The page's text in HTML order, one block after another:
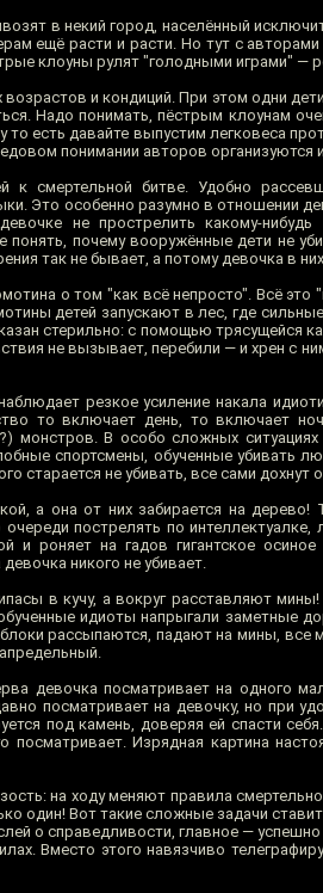
в некий город, населённый
ещё расти и расти. Но тут с
клоуны рулят "голодными играми" —
и кондиций. При этом одни
Надо понимать, пёстрым клоунам
есть давайте выпустим легковеса
понимании авторов организуются
к смертельной битве. Удобно
Это особенно разумно в отношении
не прострелить какому-
почему вооружённые дети не
так не бывает, а потому девочка в
о том "как всё непросто". Всё
детей запускают в лес, где
стерильно: с помощью
не вызывает, перебили — и хрен с
резкое усиление накала
то включает день, то включает
монстров. В особо сложных
спортсмены, обученные убивать
старается не убивать, все сами
а она от них забирается на
пострелять по
и роняет на гадов гигантское
никого не убивает.
в кучу, а вокруг расставляют
идиоты напрыгали заметные
рассыпаются, падают на мины,
девочка посматривает на одного
посматривает на девочку, но при
под камень, доверяя ей спасти
посматривает. Изрядная картина
на ходу меняют правила
один! Вот такие сложные задачи
о справедливости, главное —
Вместо этого навязчиво